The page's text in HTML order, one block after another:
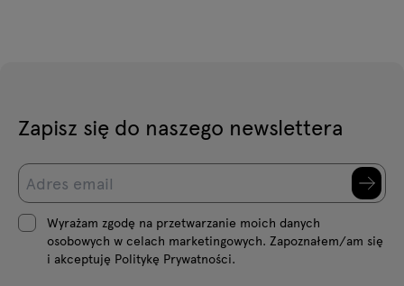
Zapisz się do naszego newslettera
Wyrażam zgodę na przetwarzanie moich danych
osobowych w celach marketingowych. Zapoznałem/am się
i akceptuję Politykę Prywatności.